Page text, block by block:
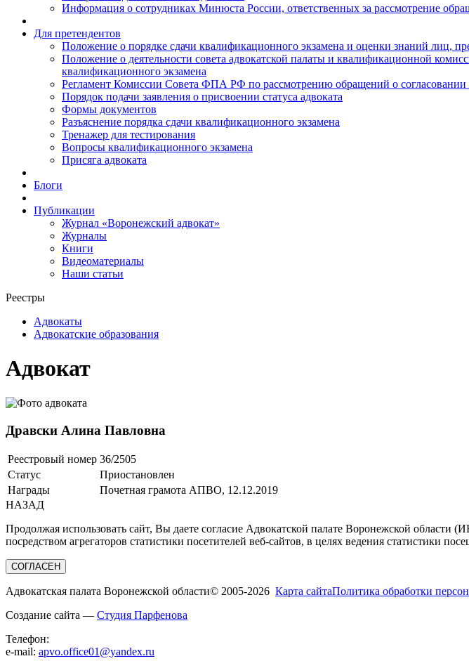
Информация о сотрудниках Минюста России, ответственных за рассмотрение
Для претендентов
Положение о порядке сдачи квалификационного экзамена и оценки знаний лиц,
Положение о деятельности совета адвокатской палаты и квалификационной
квалификационного экзамена
Регламент Комиссии Совета ФПА РФ по рассмотрению обращений о согласовании
Порядок подачи заявления о присвоении статуса адвоката
Формы документов
Разъяснение порядка сдачи квалификационного экзамена
Тренажер для тестирования
Вопросы квалификационного экзамена
Присяга адвоката
Блоги
Публикации
Журнал «Воронежский адвокат»
Журналы
Книги
Видеоматериалы
Наши статьи
Реестры
Адвокаты
Адвокатские образования
Адвокат
Дравски Алина Павловна
Реестровый номер 36/2505
Статус
Приостановлен
Награды
Почетная грамота АПВО, 12.12.2019
НАЗАД
Продолжая использовать сайт, Вы даете согласие Адвокатской палате Воронежской
посредством агрегаторов статистики посетителей веб-сайтов, в целях ведения статистики
СОГЛАСЕН
Адвокатская палата Воронежской области© 2005-2026 Карта сайтаПолитика обработки
Создание сайта — Студия Парфенова
Телефон:
e-mail: apvo.office01@yandex.ru